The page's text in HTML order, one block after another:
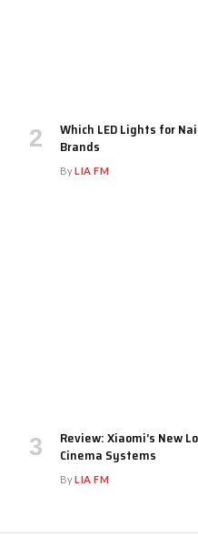
Which LED Lights for
Brands
ByLIA FM
Review: Xiaomi’s New
Cinema Systems
ByLIA FM